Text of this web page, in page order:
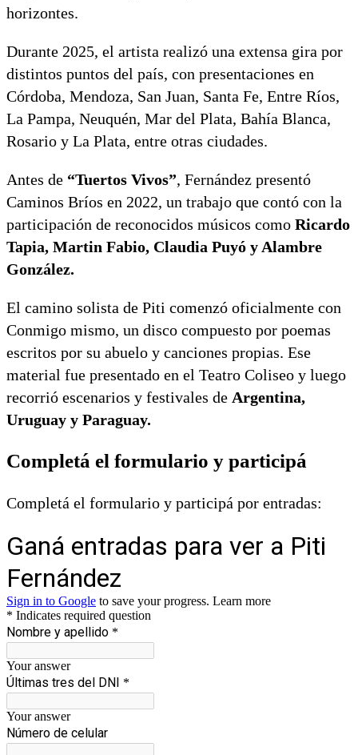
horizontes.
Durante 2025, el artista realizó una extensa gira por
distintos puntos del país, con presentaciones en
Córdoba, Mendoza, San Juan, Santa Fe, Entre Ríos,
La Pampa, Neuquén, Mar del Plata, Bahía Blanca,
Rosario y La Plata, entre otras ciudades.
Antes de “Tuertos Vivos”, Fernández presentó
Caminos Bríos en 2022, un trabajo que contó con la
participación de reconocidos músicos como Ricardo
Tapia, Martin Fabio, Claudia Puyó y Alambre
González.
El camino solista de Piti comenzó oficialmente con
Conmigo mismo, un disco compuesto por poemas
escritos por su abuelo y canciones propias. Ese
material fue presentado en el Teatro Coliseo y luego
recorrió escenarios y festivales de Argentina,
Uruguay y Paraguay.
Completá el formulario y participá
Completá el formulario y participá por entradas: